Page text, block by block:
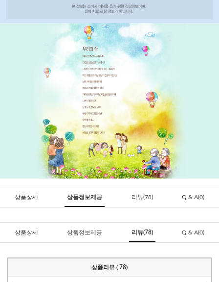
상품상세 상품정보제공 리뷰(78) Q & A(0)
상품상세 상품정보제공 리뷰(78) Q & A(0)
상품리뷰 ( 78)